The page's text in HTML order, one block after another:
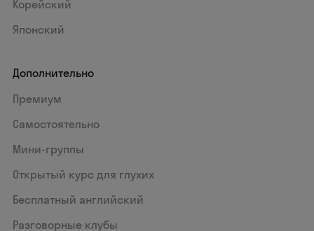
Корейский
Японский
Дополнительно
Премиум
Самостоятельно
Мини-группы
Открытый курс для глухих
Бесплатный английский
Разговорные клубы